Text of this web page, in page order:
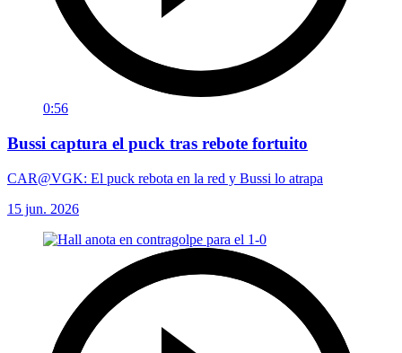
0:56
Bussi captura el puck tras rebote fortuito
CAR@VGK: El puck rebota en la red y Bussi lo atrapa
15 jun. 2026